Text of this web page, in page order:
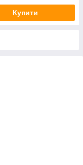
Купити